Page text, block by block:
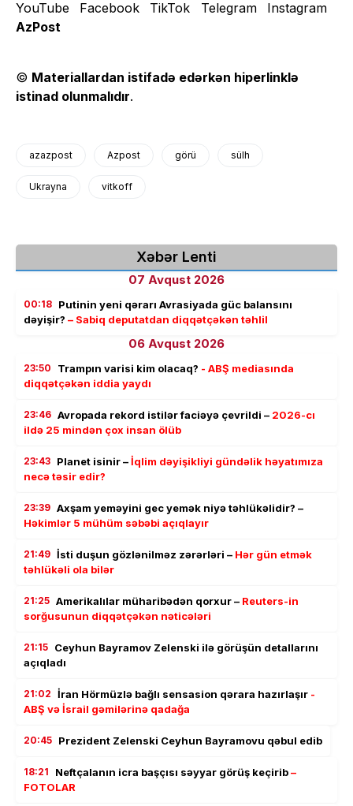
AzPost
© Materiallardan istifadə edərkən hiperlinklə
istinad olunmalıdır.
azazpost Azpost görü sülh
Ukrayna vitkoff
Xəbər Lenti
07 Avqust 2026
00:18 Putinin yeni qərarı Avrasiyada güc balansını
dəyişir? – Sabiq deputatdan diqqətçəkən təhlil
06 Avqust 2026
23:50 Trampın varisi kim olacaq? - ABŞ mediasında
diqqətçəkən iddia yaydı
23:46 Avropada rekord istilər faciəyə çevrildi – 2026-cı
ildə 25 mindən çox insan ölüb
23:43 Planet isinir –İqlim dəyişikliyi gündəlik həyatımıza
necə təsir edir?
23:39 Axşam yeməyini gec yemək niyə təhlükəlidir? –
Həkimlər 5 mühüm səbəbi açıqlayır
21:49 İsti duşun gözlənilməz zərərləri – Hər gün etmək
təhlükəli ola bilər
21:25 Amerikalılar müharibədən qorxur – Reuters-in
sorğusunun diqqətçəkən nəticələri
21:15 Ceyhun Bayramov Zelenski ilə görüşün detallarını
açıqladı
21:02 İran Hörmüzlə bağlı sensasion qərara hazırlaşır -
ABŞ və İsrail gəmilərinə qadağa
20:45 Prezident Zelenski Ceyhun Bayramovu qəbul edib
18:21 Neftçalanın icra başçısı səyyar görüş keçirib–
FOTOLAR